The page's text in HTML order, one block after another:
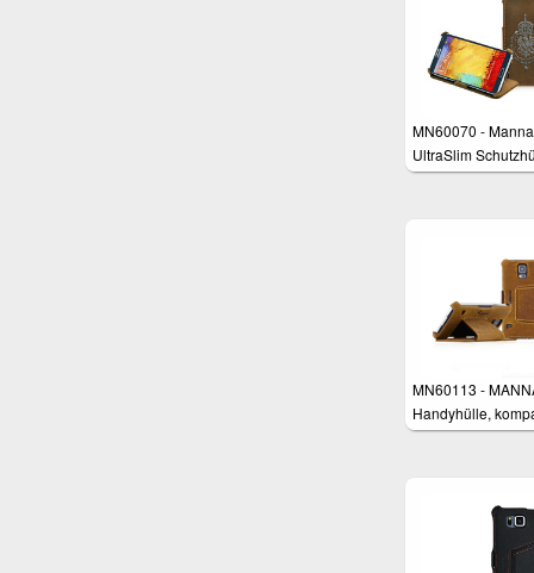
MN60070 - Manna
UltraSlim
für Samsung
MN60113 -
Handyhülle,
mit Samsung
Schutzhülle für
Aufstellbar, Nubuk